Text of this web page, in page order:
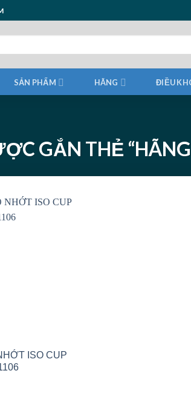
SẢN PHẨM HÃNG ĐIỀU
GẮN THẺ
ISO CUP